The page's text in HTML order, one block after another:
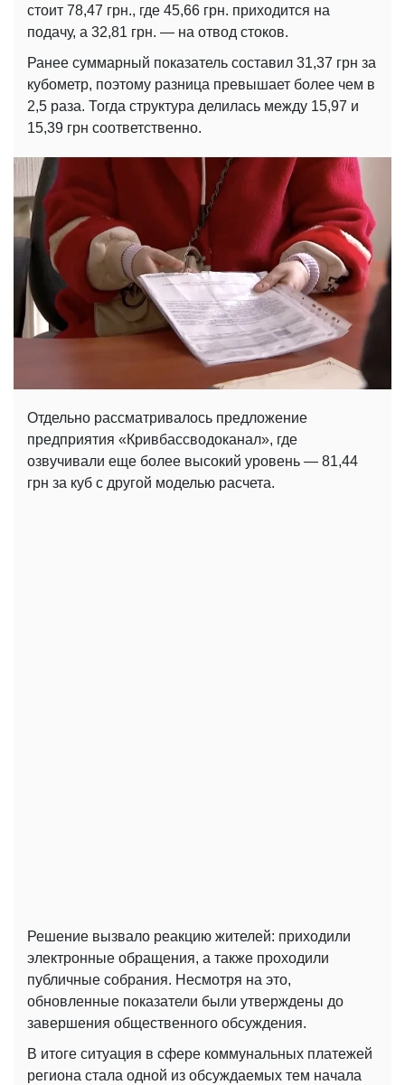
стоит 78,47 грн., где 45,66 грн. приходится на
подачу, а 32,81 грн. — на отвод стоков.
Ранее суммарный показатель составил 31,37 грн за
кубометр, поэтому разница превышает более чем в
2,5 раза. Тогда структура делилась между 15,97 и
15,39 грн соответственно.
Отдельно рассматривалось предложение
предприятия «Кривбассводоканал», где
озвучивали еще более высокий уровень — 81,44
грн за куб с другой моделью расчета.
Решение вызвало реакцию жителей: приходили
электронные обращения, а также проходили
публичные собрания. Несмотря на это,
обновленные показатели были утверждены до
завершения общественного обсуждения.
В итоге ситуация в сфере коммунальных платежей
региона стала одной из обсуждаемых тем начала